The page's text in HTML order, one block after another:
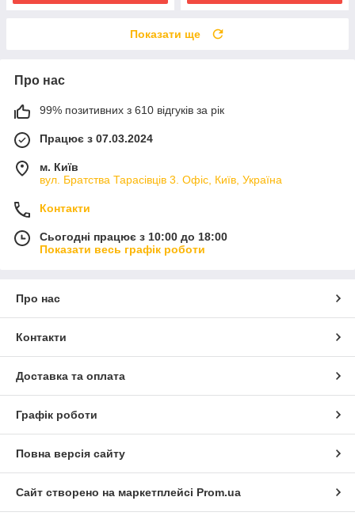
Показати ще
Про нас
99% позитивних з 610 відгуків за рік
Працює з 07.03.2024
м. Київ
вул. Братства Тарасівців 3. Офіс, Київ, Україна
Контакти
Сьогодні працює з 10:00 до 18:00
Показати весь графік роботи
Про нас
Контакти
Доставка та оплата
Графік роботи
Повна версія сайту
Сайт створено на маркетплейсі Prom.ua